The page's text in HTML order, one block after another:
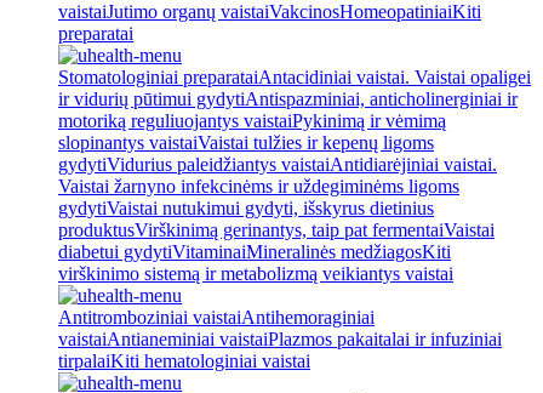
vaistaiJutimo organų vaistaiVakcinosHomeopatiniaiKiti
preparatai
Stomatologiniai preparataiAntacidiniai vaistai. Vaistai opaligei
ir vidurių pūtimui gydytiAntispazminiai, anticholinerginiai ir
motoriką reguliuojantys vaistaiPykinimą ir vėmimą
slopinantys vaistaiVaistai tulžies ir kepenų ligoms
gydytiVidurius paleidžiantys vaistaiAntidiarėjiniai vaistai.
Vaistai žarnyno infekcinėms ir uždegiminėms ligoms
gydytiVaistai nutukimui gydyti, išskyrus dietinius
produktusVirškinimą gerinantys, taip pat fermentaiVaistai
diabetui gydytiVitaminaiMineralinės medžiagosKiti
virškinimo sistemą ir metabolizmą veikiantys vaistai
Antitromboziniai vaistaiAntihemoraginiai
vaistaiAntianeminiai vaistaiPlazmos pakaitalai ir infuziniai
tirpalaiKiti hematologiniai vaistai